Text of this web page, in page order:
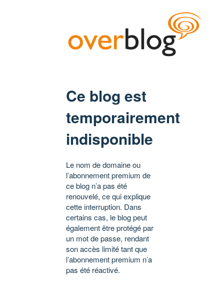
Ce blog est
temporairement
indisponible
Le nom de domaine ou
l’abonnement premium de
ce blog n’a pas été
renouvelé, ce qui explique
cette interruption. Dans
certains cas, le blog peut
également être protégé par
un mot de passe, rendant
son accès limité tant que
l’abonnement premium n’a
pas été réactivé.